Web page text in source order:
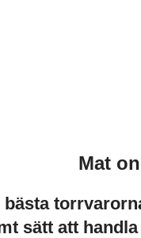
Mat
bästa
sätt att